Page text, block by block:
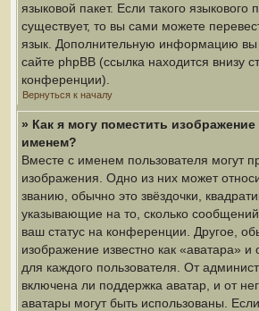
языковой пакет. Если такого языкового
существует, то вы сами можете
язык. Дополнительную информацию вы
сайте phpBB (ссылка находится внизу
конференции).
Вернуться к началу
» Как я могу поместить
именем?
Вместе с именем пользователя могут
изображения. Одно из них может
званию, обычно это звёздочки,
указывающие на то, сколько
ваш статус на конференции. Другое,
изображение известно как «аватара»
для каждого пользователя. От
включена ли поддержка аватар, и от
аватары могут быть использованы.